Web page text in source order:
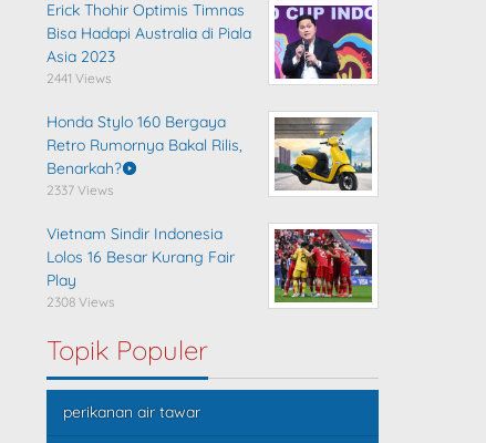
Erick Thohir Optimis Timnas
Bisa Hadapi Australia di Piala
Asia 2023
2441 Views
Honda Stylo 160 Bergaya
Retro Rumornya Bakal Rilis,
Benarkah?
2337 Views
Vietnam Sindir Indonesia
Lolos 16 Besar Kurang Fair
Play
2308 Views
Topik Populer
perikanan air tawar